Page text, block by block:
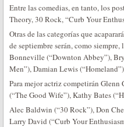
Entre las comedias, en tanto, los
Theory, 30 Rock, “Curb Your
Otras de las categorías que
de septiembre serán, como
Bonneville (“Downton Abbey”),
Men”), Damian Lewis
Para mejor actriz competirán
(“The Good Wife”), Kathy Bates
Alec Baldwin (“30 Rock”), Don
Larry David (“Curb Your